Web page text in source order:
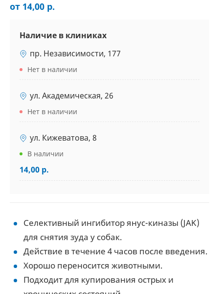
от 14,00 р.
Наличие в клиниках
пр. Независимости, 177
Нет в наличии
ул. Академическая, 26
Нет в наличии
ул. Кижеватова, 8
В наличии
14,00 р.
Селективный ингибитор янус-киназы (JAK)
для снятия зуда у собак.
Действие в течение 4 часов после введения.
Хорошо переносится животными.
Подходит для купирования острых и